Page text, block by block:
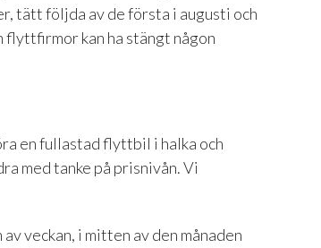
tätt följda av de första i augusti och
flyttfirmor kan ha stängt någon
en fullastad flyttbil i halka och
med tanke på prisnivån. Vi
veckan, i mitten av den månaden